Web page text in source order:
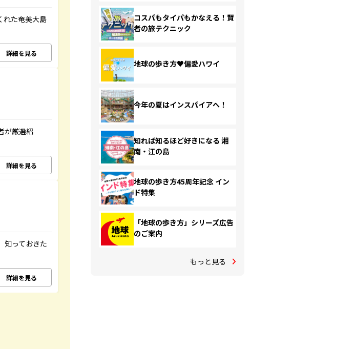
れた奄美大島
詳細を見る
が厳選紹
詳細を見る
知っておきた
詳細を見る
コスパもタイパもかなえる！賢
者の旅テクニック
地球の歩き方♥偏愛ハワイ
今年の夏はインスパイアへ！
知れば知るほど好きになる 湘
南・江の島
地球の歩き方45周年記念 イン
ド特集
「地球の歩き方」シリーズ広告
のご案内
もっと見る